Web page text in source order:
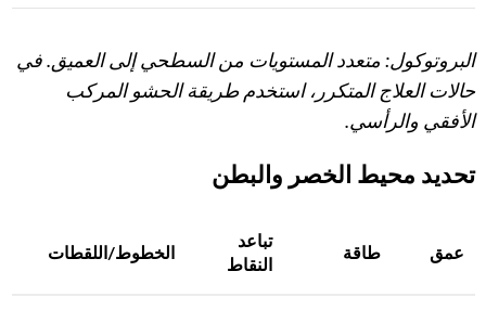
البروتوكول: متعدد المستويات من السطحي إلى العميق. في
حالات العلاج المتكرر، استخدم طريقة الحشو المركب
الأفقي والرأسي.
تحديد محيط الخصر والبطن
عمق طاقة
تباعد
النقاط
الخطوط/اللقطات